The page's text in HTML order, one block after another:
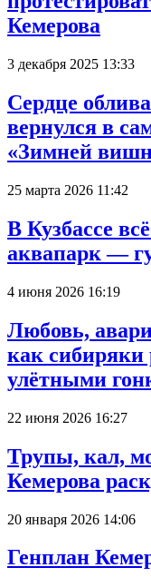
Кемерова
3 декабря 2025 13:33
Сердце
вернулся в
«Зимней
25 марта 2026 11:42
В Кузбассе
аквапарк —
4 июня 2026 16:19
Любовь,
как сибиряки
улётными
22 июня 2026 16:27
Трупы, кал,
Кемерова
20 января 2026 14:06
Генплан